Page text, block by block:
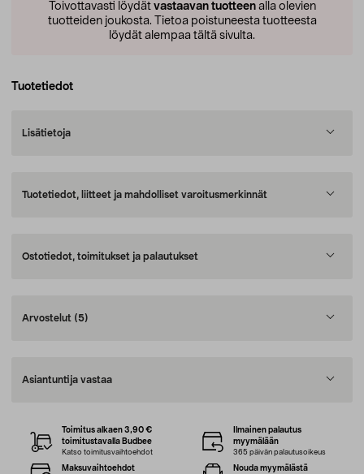
Toivottavasti löydät vastaavan tuotteenalla olevien
tuotteiden joukosta. Tietoa poistuneesta tuotteesta
löydät alempaa tältä sivulta.
Tuotetiedot
Lisätietoja
Tuotetiedot, liitteet ja mahdolliset varoitusmerkinnät
Ostotiedot, toimitukset ja palautukset
Arvostelut (5)
Asiantuntija vastaa
Toimitus alkaen 3,90 €
toimitustavalla Budbee
Katso toimitusvaihtoehdot
Ilmainen palautus
myymälään
365 päivän palautusoikeus
Maksuvaihtoehdot Nouda myymälästä